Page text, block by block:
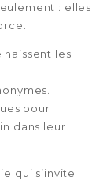
: elles
les
pour
dans leur
qui s’invite